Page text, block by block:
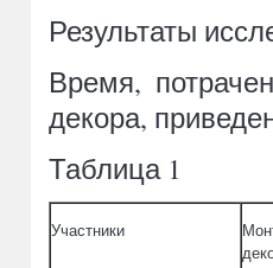
Результаты
Время,
декора,
Таблица 1
Участники